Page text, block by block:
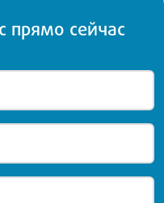
прямо сейчас